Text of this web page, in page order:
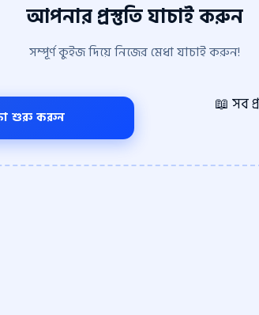
আপনার প্রস্তুতি যাচাই করুন
সম্পূর্ণ কুইজ দিয়ে নিজের মেধা যাচাই করুন!
শুরু করুন
📖 সব